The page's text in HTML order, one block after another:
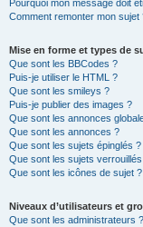
Pourquoi mon message doit
Comment remonter mon sujet
Mise en forme et types de
Que sont les BBCodes ?
Puis-je utiliser le HTML ?
Que sont les smileys ?
Puis-je publier des images ?
Que sont les annonces
Que sont les annonces ?
Que sont les sujets épinglés ?
Que sont les sujets
Que sont les icônes de sujet ?
Niveaux d’utilisateurs et
Que sont les administrateurs ?